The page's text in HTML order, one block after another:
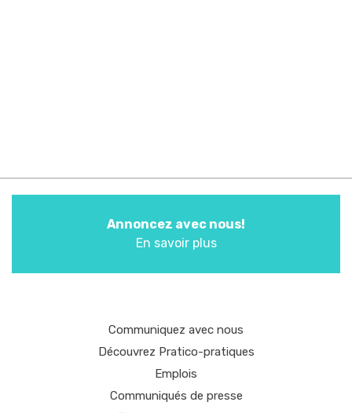
Annoncez avec nous!
En savoir plus
Communiquez avec nous
Découvrez Pratico-pratiques
Emplois
Communiqués de presse